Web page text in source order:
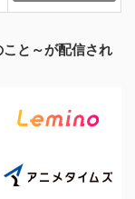
と～が配信され